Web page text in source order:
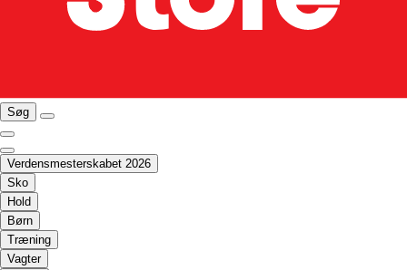
Søg
Verdensmesterskabet 2026
Sko
Hold
Børn
Træning
Vagter